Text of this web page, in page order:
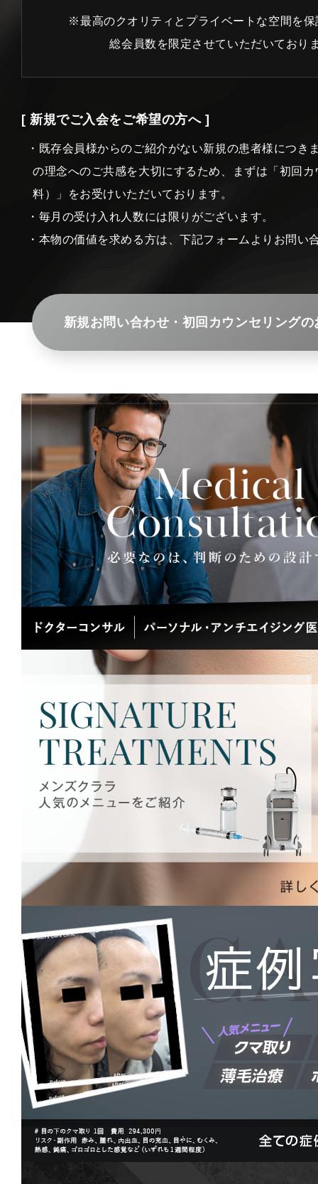
※最高のクオリティとプライベートな空間を保
総会員数を限定させていただいており
[ 新規でご入会をご希望の方へ ]
・既存会員様からのご紹介がない新規の患者様につき
の理念へのご共感を大切にするため、まずは「初回
料）」をお受けいただいております。
・毎月の受け入れ人数には限りがございます。
・本物の価値を求める方は、下記フォームよりお問い
新規お問い合わせ・初回カウンセリングの